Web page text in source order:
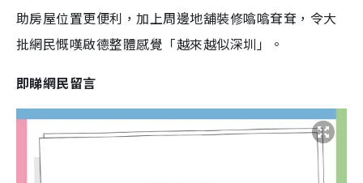
助房屋位置更便利，加上周邊地舖裝修噏噏耷耷，令大
批網民慨嘆啟德整體感覺「越來越似深圳」。
即睇網民留言